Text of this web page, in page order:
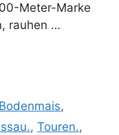
Meter-Marke
rauhen …
Bodenmais,
, Touren.,